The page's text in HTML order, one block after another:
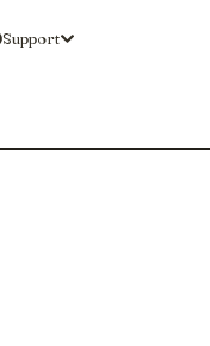
Support